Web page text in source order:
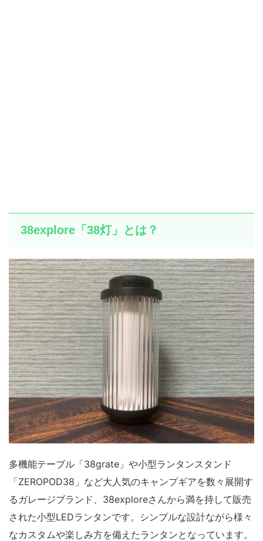
38explore「38灯」とは？
多機能テーブル「38grate」や小型ランタンスタンド
「ZEROPOD38」など大人気のキャンプギアを数々展開す
るガレージブランド、38exploreさんから満を持して販売
された小型LEDランタンです。シンプルな設計ながら様々
なカスタムや楽しみ方を備えたランタンとなっています。